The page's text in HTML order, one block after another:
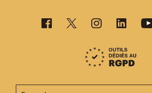
Cette page est désormais